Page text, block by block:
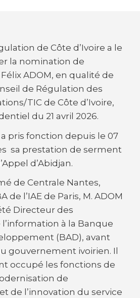
de Côte d’Ivoire a le
la nomination de
ADOM, en qualité de
de Régulation des
TIC de Côte d’Ivoire,
du 21 avril 2026.
pris fonction depuis le 07
sa prestation de serment
d’Abidjan.
de Centrale Nantes,
de l’IAE de Paris, M. ADOM
Directeur des
à la Banque
(BAD), avant
gouvernement ivoirien. Il
occupé les fonctions de
de
de l’innovation du service